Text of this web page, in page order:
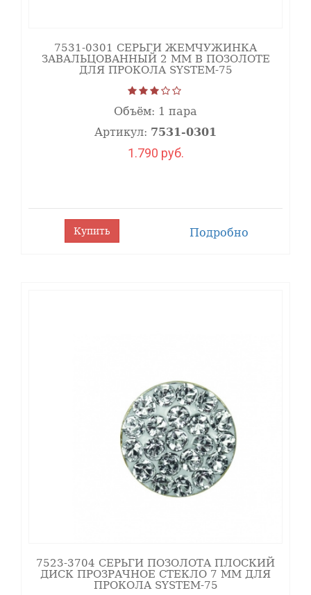
7531-0301 СЕРЬГИ ЖЕМЧУЖИНКА
ЗАВАЛЬЦОВАННЫЙ 2 ММ В ПОЗОЛОТЕ
ДЛЯ ПРОКОЛА SYSTEM-75
Объём: 1 пара
Артикул: 7531-0301
1.790 руб.
Купить Подробно
7523-3704 СЕРЬГИ ПОЗОЛОТА ПЛОСКИЙ
ДИСК ПРОЗРАЧНОЕ СТЕКЛО 7 ММ ДЛЯ
ПРОКОЛА SYSTEM-75